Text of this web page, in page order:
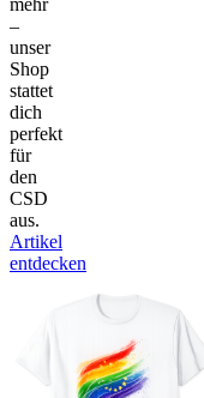
–
unser
Shop
stattet
dich
perfekt
für
den
CSD
aus.
Artikel
entdecken